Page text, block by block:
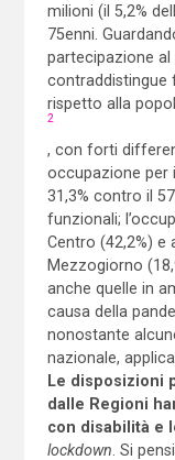
milioni (il 5,2%
75enni.
partecipazione
contraddistingue
rispetto alla
2
, con forti
occupazione per
31,3% contro il
funzionali;
Centro (42,2%) e
Mezzogiorno
anche quelle in
causa della
nonostante
nazionale,
Le disposizioni
dalle Regioni
con disabilità e
lockdown . Si